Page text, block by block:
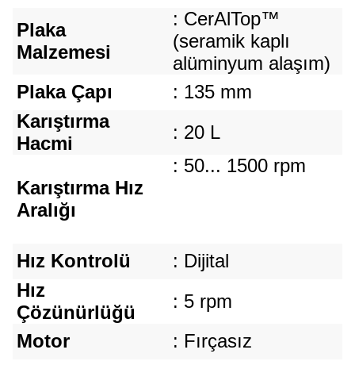
Plaka
Malzemesi
: CerAlTop™
(seramik kaplı
alüminyum alaşım)
Plaka Çapı
: 135 mm
Karıştırma
Hacmi
: 20 L
Karıştırma Hız
Aralığı
: 50... 1500 rpm
Hız Kontrolü
: Dijital
Hız
Çözünürlüğü
: 5 rpm
Motor
: Fırçasız